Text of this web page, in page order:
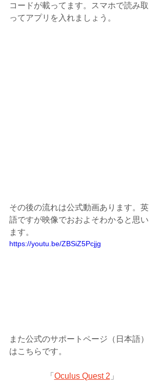
コードが載ってます。スマホで読み取
ってアプリを入れましょう。
その後の流れは公式動画あります。英
語ですが映像でおおよそわかると思い
ます。
https://youtu.be/ZBSiZ5Pcjjg
また公式のサポートページ（日本語）
はこちらです。
「 Oculus Quest 2 」